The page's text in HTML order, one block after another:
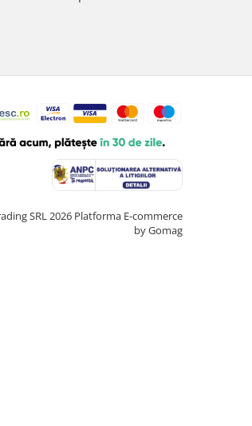
SRL 2026 Platforma E-commerce
by Gomag